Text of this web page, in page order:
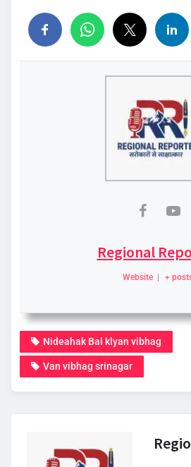
Regional
Website | +
Nideahak Bal klyan vibhag
Van vibhag srinagar